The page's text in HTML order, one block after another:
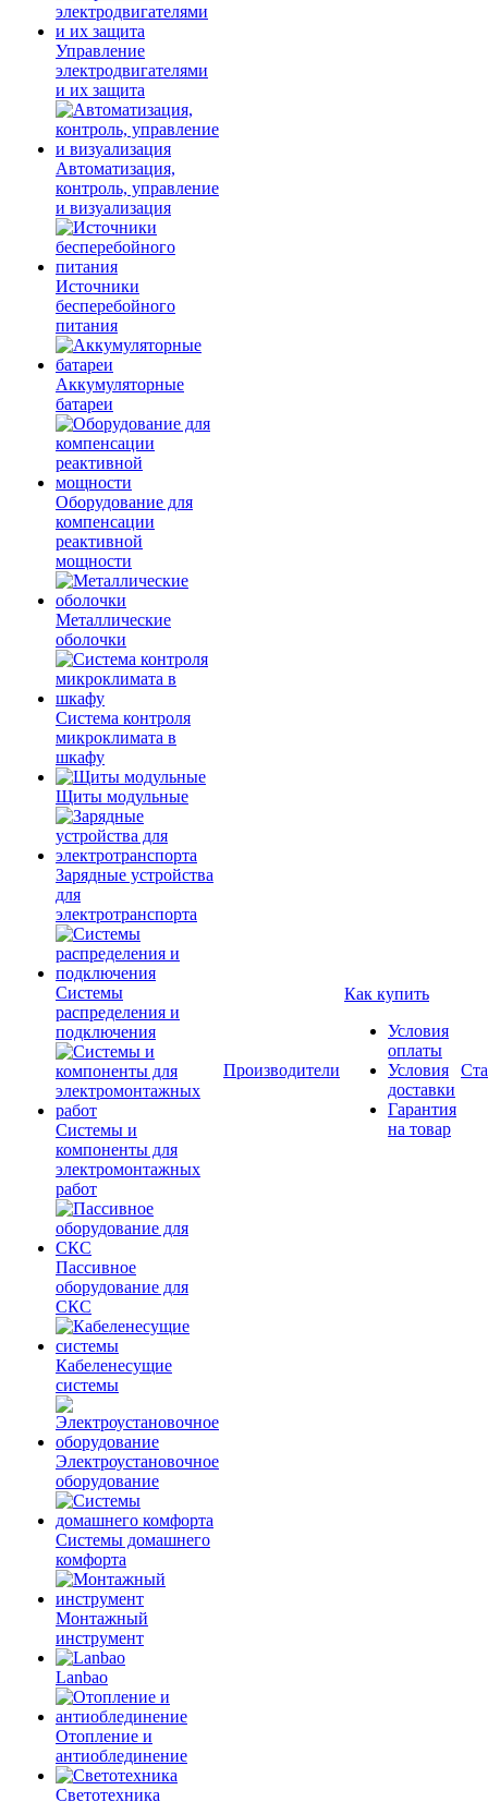
Управление
электродвигателями
и их защита
Автоматизация,
контроль, управление
и визуализация
Источники
бесперебойного
питания
Аккумуляторные
батареи
Оборудование для
компенсации
реактивной
мощности
Металлические
оболочки
Система контроля
микроклимата в
шкафу
Щиты модульные
Зарядные устройства
для
электротранспорта
Системы
распределения и
подключения
Системы и
компоненты для
электромонтажных
работ
Пассивное
оборудование для
СКС
Кабеленесущие
системы
Электроустановочное
оборудование
Системы домашнего
комфорта
Монтажный
инструмент
Lanbao
Отопление и
антиоблединение
Светотехника
Производители
Как купить
Условия
оплаты
Условия
доставки
Гарантия
на товар